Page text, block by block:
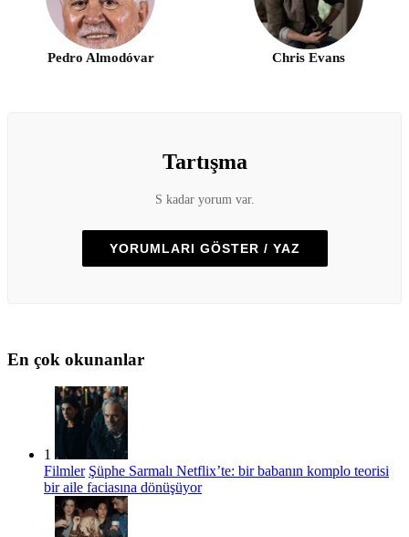
Pedro Almodóvar Chris Evans
Tartışma
S kadar yorum var.
YORUMLARI GÖSTER / YAZ
En çok okunanlar
1
Filmler Şüphe Sarmalı Netflix’te: bir babanın komplo teorisi
bir aile faciasına dönüşüyor